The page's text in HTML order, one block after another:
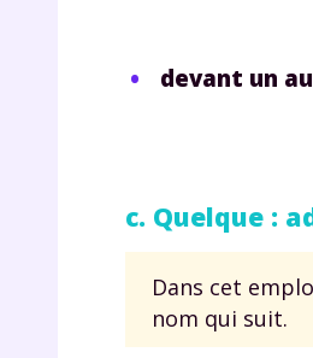
devant un
c. Quelque :
Dans cet
nom qui suit.